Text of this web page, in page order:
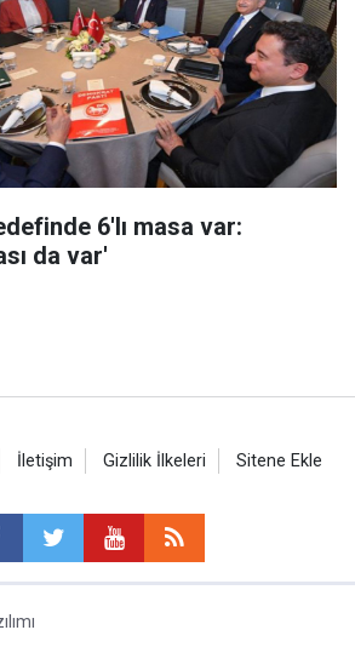
6'lı masa var:
da var'
İletişim Gizlilik İlkeleri Sitene Ekle